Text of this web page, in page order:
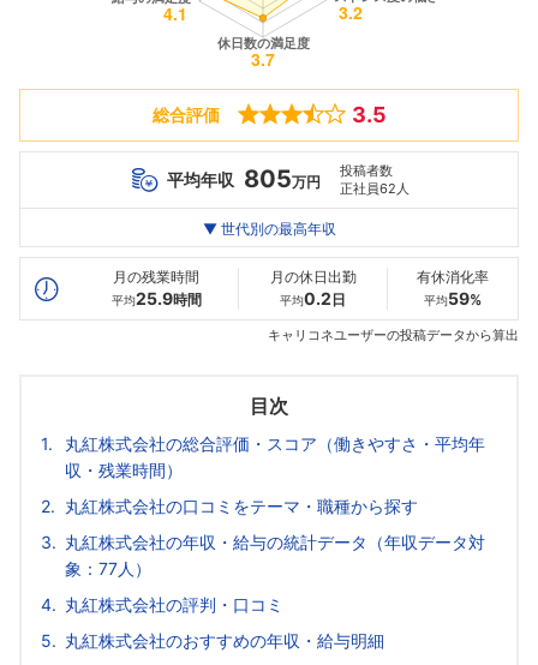
総合評価 3.5
平均年収 805万円
投稿者数
正社員62人
最高年収
20代
1164万
30代
1764万
1524万
▼ 世代別の最高年収
月の残業時間
平均25.9時間
月の休日出勤
平均0.2 日
有休消化率
平均59%
キャリコネユーザーの投稿データから算出
目次
丸紅株式会社の総合評価・スコア（働きやすさ・平均年
収・残業時間）
丸紅株式会社の口コミをテーマ・職種から探す
丸紅株式会社の年収・給与の統計データ（年収データ対
象：77人）
丸紅株式会社の評判・口コミ
丸紅株式会社のおすすめの年収・給与明細